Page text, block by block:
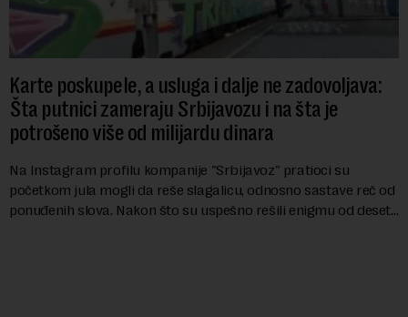
Karte poskupele, a usluga i dalje ne zadovoljava:
Šta putnici zameraju Srbijavozu i na šta je
potrošeno više od milijardu dinara
Na Instagram profilu kompanije "Srbijavoz" pratioci su
početkom jula mogli da reše slagalicu, odnosno sastave reč od
ponuđenih slova. Nakon što su uspešno rešili enigmu od deset